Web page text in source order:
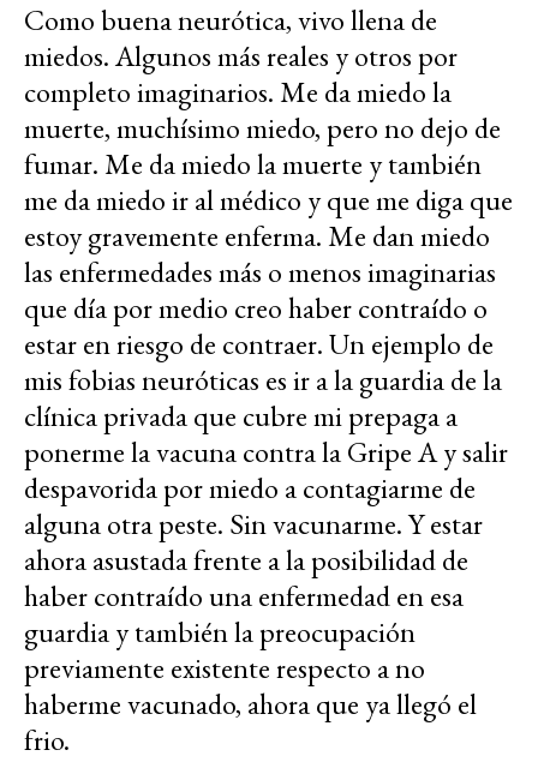
Como buena neurótica, vivo llena de
miedos. Algunos más reales y otros por
completo imaginarios. Me da miedo la
muerte, muchísimo miedo, pero no dejo de
fumar. Me da miedo la muerte y también
me da miedo ir al médico y que me diga que
estoy gravemente enferma. Me dan miedo
las enfermedades más o menos imaginarias
que día por medio creo haber contraído o
estar en riesgo de contraer. Un ejemplo de
mis fobias neuróticas es ir a la guardia de la
clínica privada que cubre mi prepaga a
ponerme la vacuna contra la Gripe A y salir
despavorida por miedo a contagiarme de
alguna otra peste. Sin vacunarme. Y estar
ahora asustada frente a la posibilidad de
haber contraído una enfermedad en esa
guardia y también la preocupación
previamente existente respecto a no
haberme vacunado, ahora que ya llegó el
frio.